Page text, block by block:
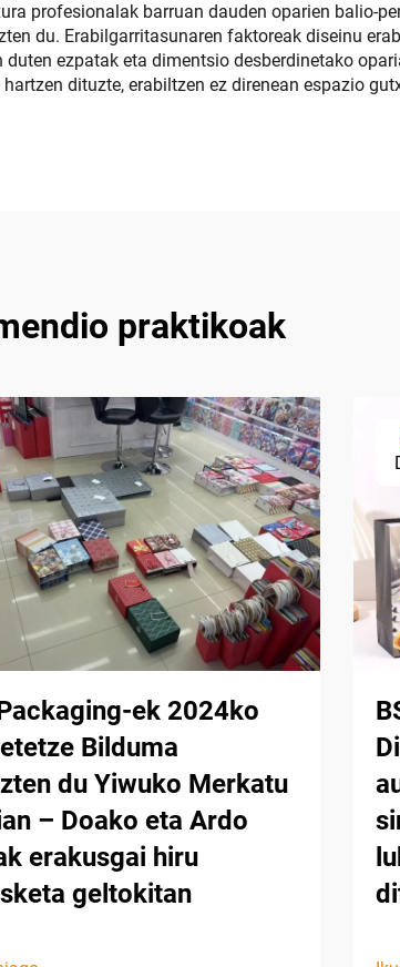
profesionalak barruan dauden oparien balio-
du. Erabilgarritasunaren faktoreak diseinu
ezpatak eta dimentsio desberdinetako
dituzte, erabiltzen ez direnean espazio
praktikoak
ek 2024ko
Bilduma
du Yiwuko Merkatu
– Doako eta Ardo
erakusgai hiru
geltokitan